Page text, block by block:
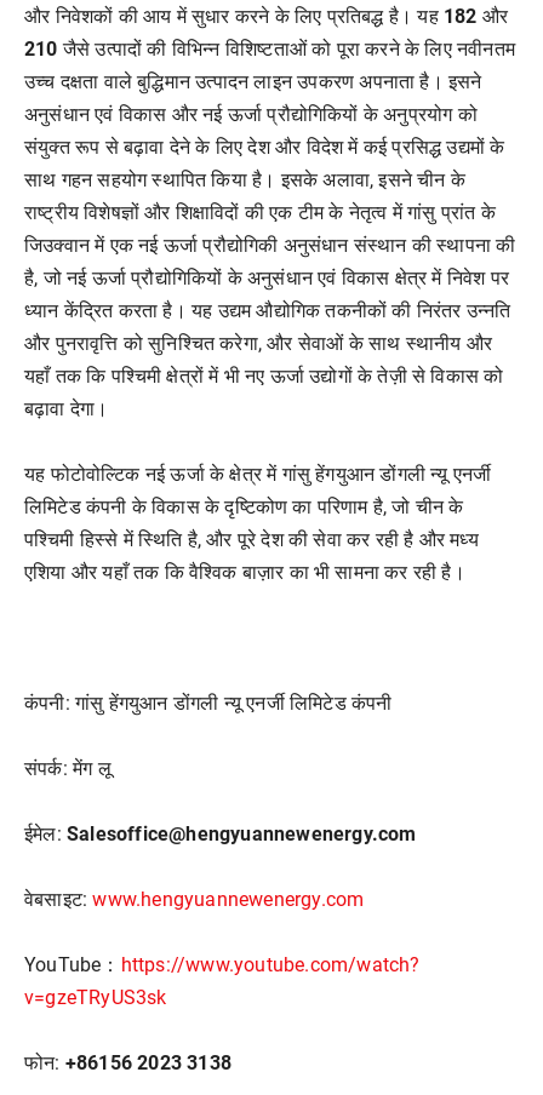
और निवेशकों की आय में सुधार करने के लिए प्रतिबद्ध है। यह182 और
210 जैसे उत्पादों की विभिन्न विशिष्टताओं को पूरा करने के लिए नवीनतम
उच्च दक्षता वाले बुद्धिमान उत्पादन लाइन उपकरण अपनाता है। इसने
अनुसंधान एवं विकास और नई ऊर्जा प्रौद्योगिकियों के अनुप्रयोग को
संयुक्त रूप से बढ़ावा देने के लिए देश और विदेश में कई प्रसिद्ध उद्यमों के
साथ गहन सहयोग स्थापित किया है। इसके अलावा, इसने चीन के
राष्ट्रीय विशेषज्ञों और शिक्षाविदों की एक टीम के नेतृत्व में गांसु प्रांत के
जिउक्वान में एक नई ऊर्जा प्रौद्योगिकी अनुसंधान संस्थान की स्थापना की
है, जो नई ऊर्जा प्रौद्योगिकियों के अनुसंधान एवं विकास क्षेत्र में निवेश पर
ध्यान केंद्रित करता है। यह उद्यम औद्योगिक तकनीकों की निरंतर उन्नति
और पुनरावृत्ति को सुनिश्चित करेगा, और सेवाओं के साथ स्थानीय और
यहाँ तक कि पश्चिमी क्षेत्रों में भी नए ऊर्जा उद्योगों के तेज़ी से विकास को
बढ़ावा देगा।
यह फोटोवोल्टिक नई ऊर्जा के क्षेत्र में गांसु हेंगयुआन डोंगली न्यू एनर्जी
लिमिटेड कंपनी के विकास के दृष्टिकोण का परिणाम है, जो चीन के
पश्चिमी हिस्से में स्थिति है, और पूरे देश की सेवा कर रही है और मध्य
एशिया और यहाँ तक कि वैश्विक बाज़ार का भी सामना कर रही है।
कंपनी: गांसु हेंगयुआन डोंगली न्यू एनर्जी लिमिटेड कंपनी
संपर्क: मेंग लू
ईमेल: Salesoffice@hengyuannewenergy.com
वेबसाइट:www.hengyuannewenergy.com
YouTube： https://www.youtube.com/watch?
v=gzeTRyUS3sk
फोन: +86156 2023 3138